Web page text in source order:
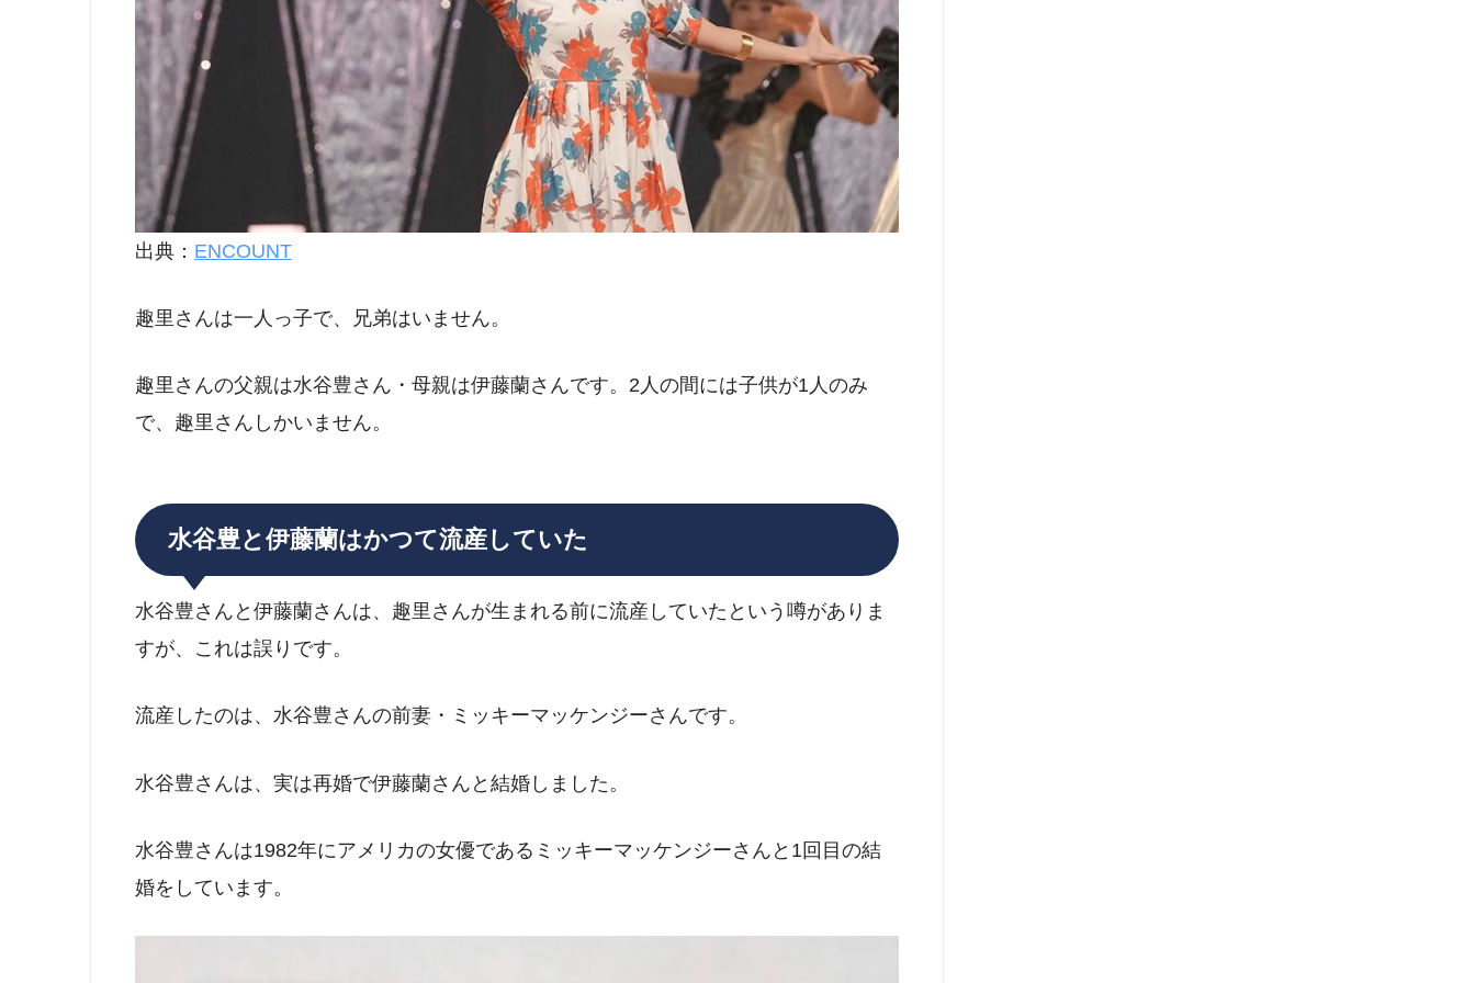
出典： ENCOUNT
趣里さんは一人っ子で、兄弟はいません。
趣里さんの父親は水谷豊さん・母親は伊藤蘭さんです。2人の間には子供が1人のみ
で、趣里さんしかいません。
水谷豊と伊藤蘭はかつて流産していた
水谷豊さんと伊藤蘭さんは、趣里さんが生まれる前に流産していたという噂がありま
すが、これは誤りです。
流産したのは、水谷豊さんの前妻・ミッキーマッケンジーさんです。
水谷豊さんは、実は再婚で伊藤蘭さんと結婚しました。
水谷豊さんは1982年にアメリカの女優であるミッキーマッケンジーさんと1回目の結
婚をしています。